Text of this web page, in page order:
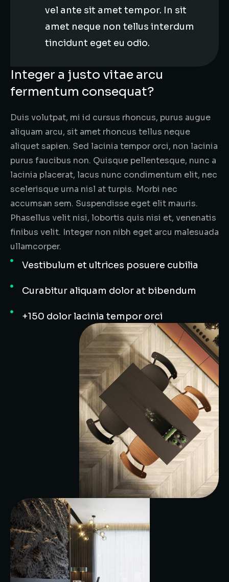
vel ante sit amet tempor. In sit
amet neque non tellus interdum
tincidunt eget eu odio.
Integer a justo vitae arcu
fermentum consequat?
Duis volutpat, mi id cursus rhoncus, purus augue
aliquam arcu, sit amet rhoncus tellus neque
aliquet sapien. Sed lacinia tempor orci, non lacinia
purus faucibus non. Quisque pellentesque, nunc a
lacinia placerat, lacus nunc condimentum elit, nec
scelerisque urna nisl at turpis. Morbi nec
accumsan sem. Suspendisse eget elit mauris.
Phasellus velit nisi, lobortis quis nisi et, venenatis
finibus velit. Integer non nibh eget arcu malesuada
ullamcorper.
Vestibulum et ultrices posuere cubilia
Curabitur aliquam dolor at bibendum
+150 dolor lacinia tempor orci